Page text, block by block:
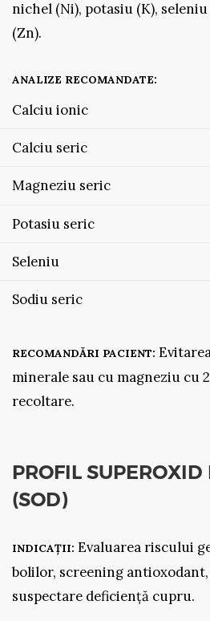
nichel (Ni), potasiu (K), seleniu
(Zn).
ANALIZE RECOMANDATE:
Calciu ionic
Calciu seric
Magneziu seric
Potasiu seric
Seleniu
Sodiu seric
RECOMANDĂRI PACIENT:
minerale sau cu magneziu cu
recoltare.
PROFIL
(SOD)
INDICAȚII: Evaluarea riscului
bolilor, screening
suspectare deficiență cupru.